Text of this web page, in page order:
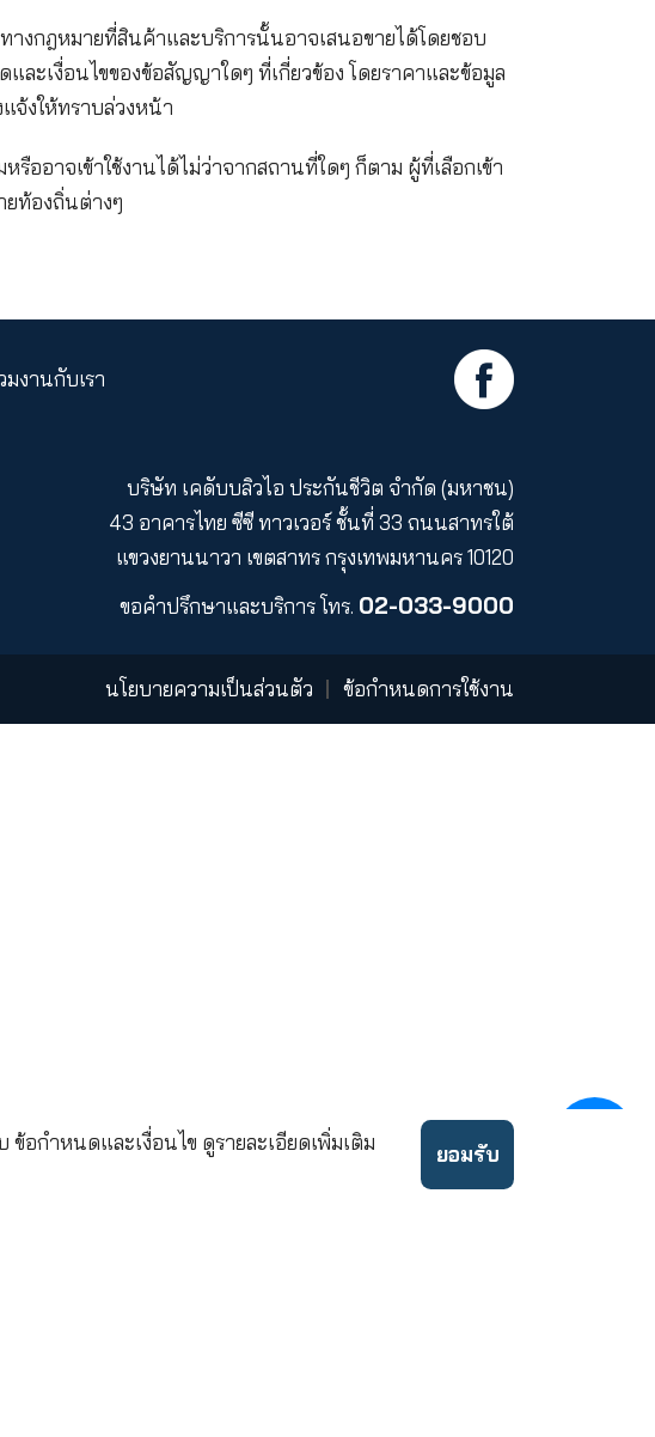
นื่องใดๆ โดยไม่เป็นการจำกัดข้อกำหนดข้างต้น เคดับบลิวไอ ป
reliance) ที่ท่านอาจคาดหมายได้จากเว็บไซต์นี้หรือจากเนื้อ
อความเสียหายใดๆ ที่เกี่ยวเนื่องกับอุปกรณ์เครื่องคอมพิวเตอร์
องท่าน อันเป็นผลจากการเข้าถึง การใช้งานหรือการเข้าชมเว็
ายในเขตอำนาจทางกฎหมายที่สินค้าและบริการนั้นอาจเสนอขา
ลงได้โดยไม่ต้องแจ้งให้ทราบล่วงหน้า
ความเหมาะสมหรืออาจเข้าใช้งานได้ไม่ว่าจากสถานที่ใดๆ ก็ตา
นโยบายความเป็นส่วนตัว